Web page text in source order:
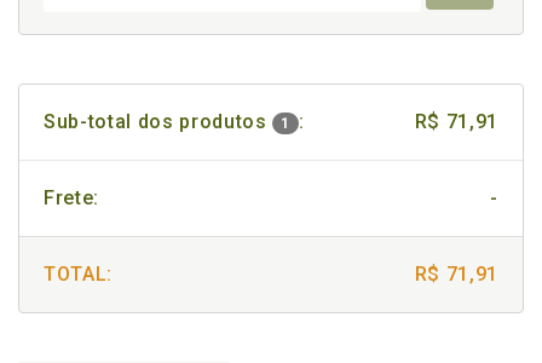
Sub-total dos produtos 1 : R$ 71,91
Frete: -
TOTAL: R$ 71,91